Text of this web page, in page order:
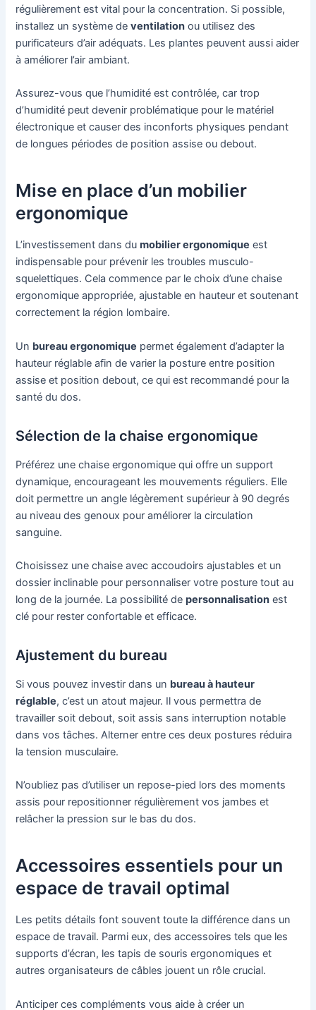
régulièrement est vital pour la concentration. Si possible,
installez un système deventilation ou utilisez des
purificateurs d’air adéquats. Les plantes peuvent aussi aider
à améliorer l’air ambiant.
Assurez-vous que l’humidité est contrôlée, car trop
d’humidité peut devenir problématique pour le matériel
électronique et causer des inconforts physiques pendant
de longues périodes de position assise ou debout.
Mise en place d’un mobilier
ergonomique
L’investissement dans dumobilier ergonomique est
indispensable pour prévenir les troubles musculo-
squelettiques. Cela commence par le choix d’une chaise
ergonomique appropriée, ajustable en hauteur et soutenant
correctement la région lombaire.
Un bureau ergonomique permet également d’adapter la
hauteur réglable afin de varier la posture entre position
assise et position debout, ce qui est recommandé pour la
santé du dos.
Sélection de la chaise ergonomique
Préférez une chaise ergonomique qui offre un support
dynamique, encourageant les mouvements réguliers. Elle
doit permettre un angle légèrement supérieur à 90 degrés
au niveau des genoux pour améliorer la circulation
sanguine.
Choisissez une chaise avec accoudoirs ajustables et un
dossier inclinable pour personnaliser votre posture tout au
long de la journée. La possibilité depersonnalisation est
clé pour rester confortable et efficace.
Ajustement du bureau
Si vous pouvez investir dans un bureau à hauteur
réglable, c’est un atout majeur. Il vous permettra de
travailler soit debout, soit assis sans interruption notable
dans vos tâches. Alterner entre ces deux postures réduira
la tension musculaire.
N’oubliez pas d’utiliser un repose-pied lors des moments
assis pour repositionner régulièrement vos jambes et
relâcher la pression sur le bas du dos.
Accessoires essentiels pour un
espace de travail optimal
Les petits détails font souvent toute la différence dans un
espace de travail. Parmi eux, des accessoires tels que les
supports d’écran, les tapis de souris ergonomiques et
autres organisateurs de câbles jouent un rôle crucial.
Anticiper ces compléments vous aide à créer un